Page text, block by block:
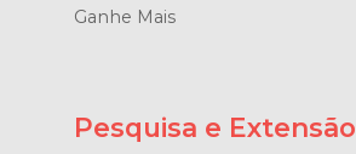
Ganhe Mais
Pesquisa e Extensão